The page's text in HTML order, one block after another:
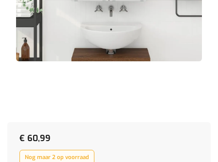
€ 60,99
Nog maar 2 op voorraad